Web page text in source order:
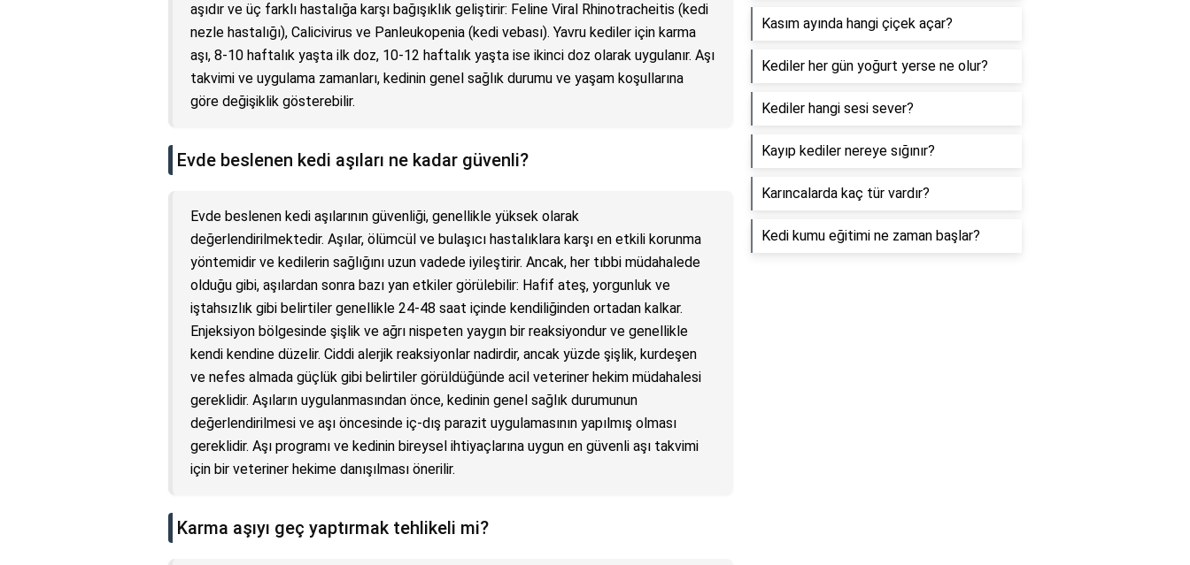
aşıdır ve üç farklı hastalığa karşı bağışıklık geliştirir: Feline Viral Rhinotracheitis (kedi
nezle hastalığı), Calicivirus ve Panleukopenia (kedi vebası). Yavru kediler için karma
aşı, 8-10 haftalık yaşta ilk doz, 10-12 haftalık yaşta ise ikinci doz olarak uygulanır. Aşı
takvimi ve uygulama zamanları, kedinin genel sağlık durumu ve yaşam koşullarına
göre değişiklik gösterebilir.
Evde beslenen kedi aşıları ne kadar güvenli?
Evde beslenen kedi aşılarının güvenliği, genellikle yüksek olarak
değerlendirilmektedir. Aşılar, ölümcül ve bulaşıcı hastalıklara karşı en etkili korunma
yöntemidir ve kedilerin sağlığını uzun vadede iyileştirir. Ancak, her tıbbi müdahalede
olduğu gibi, aşılardan sonra bazı yan etkiler görülebilir: Hafif ateş, yorgunluk ve
iştahsızlık gibi belirtiler genellikle 24-48 saat içinde kendiliğinden ortadan kalkar.
Enjeksiyon bölgesinde şişlik ve ağrı nispeten yaygın bir reaksiyondur ve genellikle
kendi kendine düzelir. Ciddi alerjik reaksiyonlar nadirdir, ancak yüzde şişlik, kurdeşen
ve nefes almada güçlük gibi belirtiler görüldüğünde acil veteriner hekim müdahalesi
gereklidir. Aşıların uygulanmasından önce, kedinin genel sağlık durumunun
değerlendirilmesi ve aşı öncesinde iç-dış parazit uygulamasının yapılmış olması
gereklidir. Aşı programı ve kedinin bireysel ihtiyaçlarına uygun en güvenli aşı takvimi
için bir veteriner hekime danışılması önerilir.
Karma aşıyı geç yaptırmak tehlikeli mi?
Kasım ayında hangi çiçek açar?
Kediler her gün yoğurt yerse ne olur?
Kediler hangi sesi sever?
Kayıp kediler nereye sığınır?
Karıncalarda kaç tür vardır?
Kedi kumu eğitimi ne zaman başlar?